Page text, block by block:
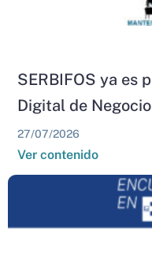
SERBIFOS ya es
Digital de
27/07/2026
Ver contenido